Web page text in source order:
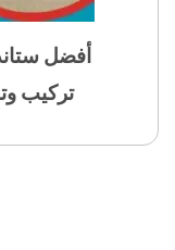
تركيب